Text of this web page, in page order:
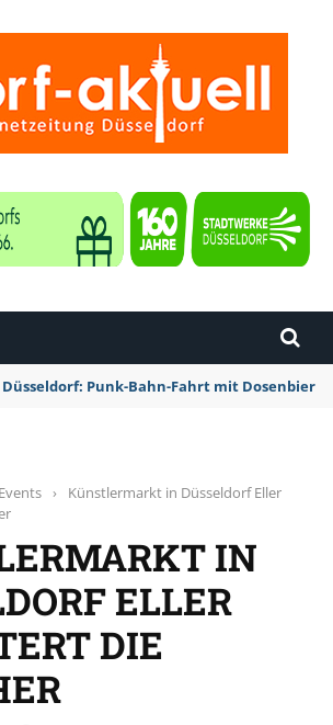
Düsseldorf: Punk-Bahn-Fahrt mit Dosenbier
Events ›
Künstlermarkt in Düsseldorf Eller
IN
ELLER
DIE